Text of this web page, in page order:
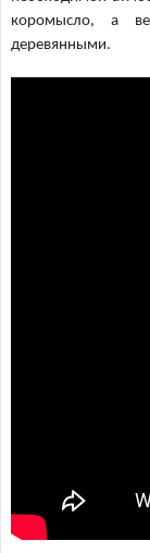
коромысло, а
деревянными.